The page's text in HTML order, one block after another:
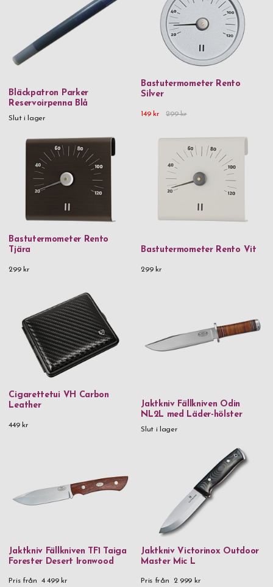
Fällkniven
GP
Iittala
Legendär
Love Rose
LSA
Maku
Pfeilring
Rento
Saphir
SIGG
Stackers
Vezzosi
Vildmark
Zippo
Bläckpatron Parker
Reservoirpenna Blå
Slut i lager
Bastutermometer Rento
Silver
149 kr 299 kr
Bastutermometer Rento
Tjära
299 kr
Bastutermometer Rento Vit
299 kr
Cigarettetui VH Carbon
Leather
449 kr
Jaktkniv Fällkniven Odin
NL2L med Läder-hölster
Slut i lager
Jaktkniv Fällkniven TF1 Taiga
Forester Desert Ironwood
Pris från 4 499 kr
Jaktkniv Victorinox Outdoor
Master Mic L
Pris från 2 999 kr